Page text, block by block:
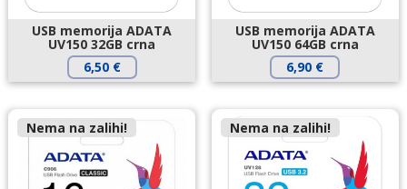
USB memorija ADATA
UV150 32GB crna
6,50 €
USB memorija ADATA
UV150 64GB crna
6,90 €
Nema na zalihi! Nema na zalihi!